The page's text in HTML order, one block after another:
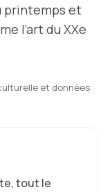
printemps et
l’art du XXe
et données
tout le